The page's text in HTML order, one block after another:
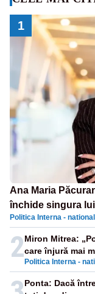
1
Ana Maria
închide singura
Politica Interna -
2 Politica Interna -
Miron Mitrea:
care înjură mai
Ponta: Dacă